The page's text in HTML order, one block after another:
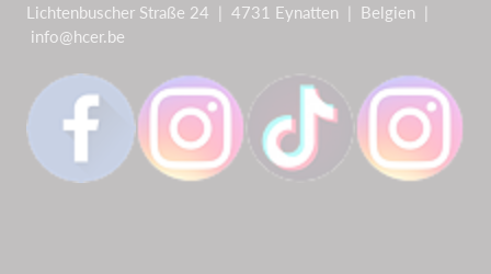
Lichtenbuscher Straße 24 | 4731 Eynatten | Belgien |
info@hcer.be